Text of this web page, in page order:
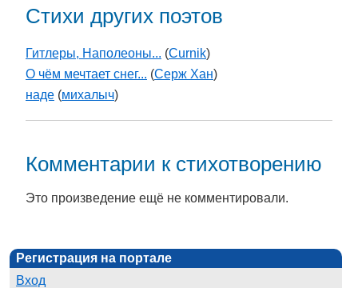
Стихи других поэтов
Гитлеры, Наполеоны... (Curnik)
О чём мечтает снег... (Серж Хан)
наде (михалыч)
Комментарии к стихотворению
Это произведение ещё не комментировали.
Регистрация на портале
Вход